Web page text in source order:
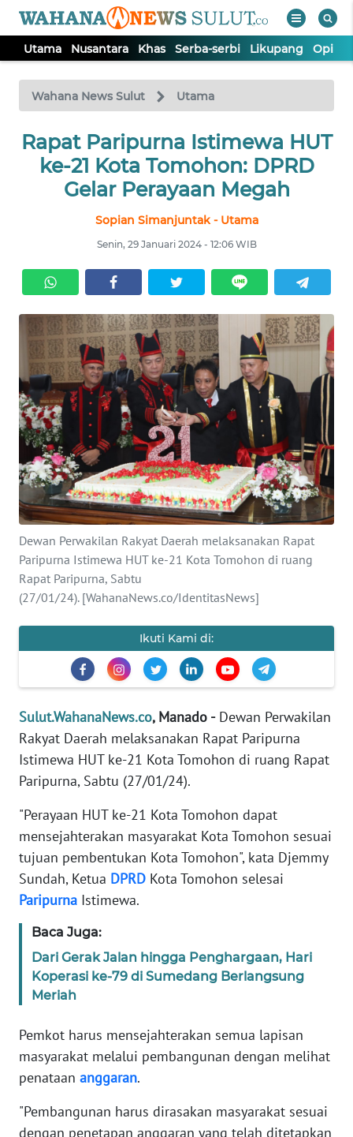
Utama Nusantara Khas Serba-serbi Likupang Opini
Wahana News Sulut Utama
Rapat Paripurna Istimewa HUT
ke-21 Kota Tomohon: DPRD
Gelar Perayaan Megah
Sopian Simanjuntak - Utama
Senin, 29 Januari 2024 - 12:06 WIB
Dewan Perwakilan Rakyat Daerah melaksanakan Rapat
Paripurna Istimewa HUT ke-21 Kota Tomohon di ruang
Rapat Paripurna, Sabtu
(27/01/24). [WahanaNews.co/IdentitasNews]
Ikuti Kami di:
Sulut.WahanaNews.co, Manado -Dewan Perwakilan
Rakyat Daerah melaksanakan Rapat Paripurna
Istimewa HUT ke-21 Kota Tomohon di ruang Rapat
Paripurna, Sabtu (27/01/24).
"Perayaan HUT ke-21 Kota Tomohon dapat
mensejahterakan masyarakat Kota Tomohon sesuai
tujuan pembentukan Kota Tomohon", kata Djemmy
Sundah, Ketua DPRD Kota Tomohon selesai
Paripurna Istimewa.
Baca Juga:
Dari Gerak Jalan hingga Penghargaan, Hari
Koperasi ke-79 di Sumedang Berlangsung
Meriah
Pemkot harus mensejahterakan semua lapisan
masyarakat melalui pembangunan dengan melihat
penataan anggaran.
"Pembangunan harus dirasakan masyarakat sesuai
dengan penetapan anggaran yang telah ditetapkan
TV
Tutup
UTAMA
NUSANTARA
SERBA-
SERBI
LIKUPANG
OPINI
Informasi
INDEKS
BERITA
KONTAK
KAMI
INFO
IKLAN
TENTANG
PEDOMAN
SIBER
REDAKSI
DISCLAIMER
Wahana
News
WN
SUMUT
JAKARTA
WN
WN